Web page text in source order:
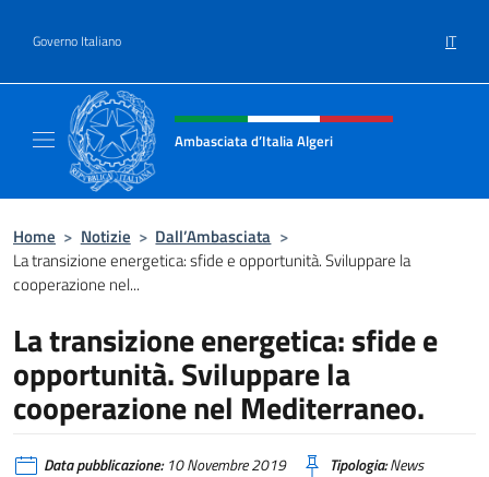
Governo Italiano IT
Intestazione sito, social e menù
Ambasciata d’Italia Algeri
Home > Notizie > Dall’Ambasciata >
La transizione energetica: sfide e opportunità. Sviluppare la
cooperazione nel...
La transizione energetica: sfide e
opportunità. Sviluppare la
cooperazione nel Mediterraneo.
Data pubblicazione:10 Novembre 2019 Tipologia:News